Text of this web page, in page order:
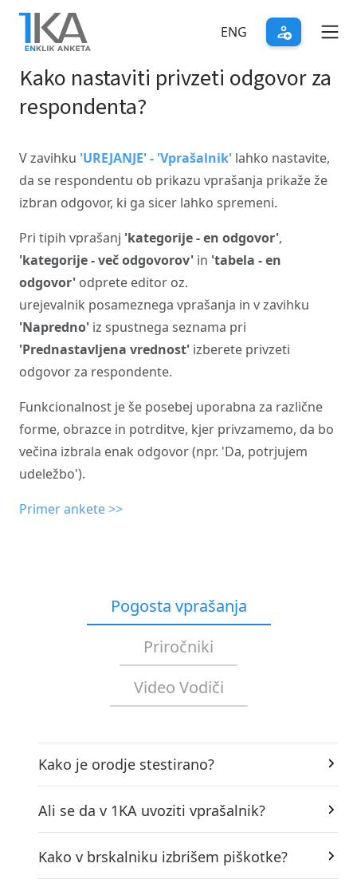
Skip
main
content
ENG
Kako nastaviti privzeti odgovor za
respondenta?
V zavihku 'UREJANJE' - 'Vprašalnik' lahko nastavite,
da se respondentu ob prikazu vprašanja prikaže že
izbran odgovor, ki ga sicer lahko spremeni.
Pri tipih vprašanj 'kategorije - en odgovor',
'kategorije - več odgovorov' in 'tabela - en
odgovor' odprete editor oz.
urejevalnik posameznega vprašanja in v zavihku
'Napredno' iz spustnega seznama pri
'Prednastavljena vrednost' izberete privzeti
odgovor za respondente.
Funkcionalnost je še posebej uporabna za različne
forme, obrazce in potrditve, kjer privzamemo, da bo
večina izbrala enak odgovor (npr. 'Da, potrjujem
udeležbo').
Primer ankete >>
Pogosta vprašanja
Priročniki
Video Vodiči
Kako je orodje stestirano?
Ali se da v 1KA uvoziti vprašalnik?
Kako v brskalniku izbrišem piškotke?